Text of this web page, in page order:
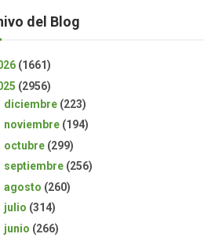
del Blog
(1661)
(2956)
diciembre (223)
noviembre (194)
octubre (299)
septiembre (256)
agosto (260)
julio (314)
junio (266)